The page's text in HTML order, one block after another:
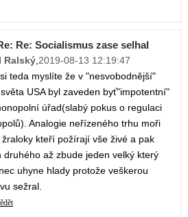
Re: Socialismus zase selhal
Ralský 2019-08-13 12:19:47
teda myslíte že v "nesvobodnější"
USA byl zaveden byť"impotentní"
úřad(slabý pokus o regulaci
Analogie neřízeného trhu moři
žraloky kteří požírají vše živé a pak
druhého až zbude jeden velký který
uhyne hlady protože veškerou
sežral.